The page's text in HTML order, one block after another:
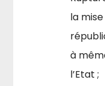
la
à
l’Etat ;